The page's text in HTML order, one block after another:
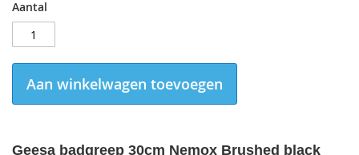
Aantal
Aan winkelwagen toevoegen
Geesa badgreep 30cm Nemox Brushed black